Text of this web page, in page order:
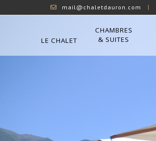
mail@chaletdauron.com
LE CHALET
CHAMBRES
& SUITES